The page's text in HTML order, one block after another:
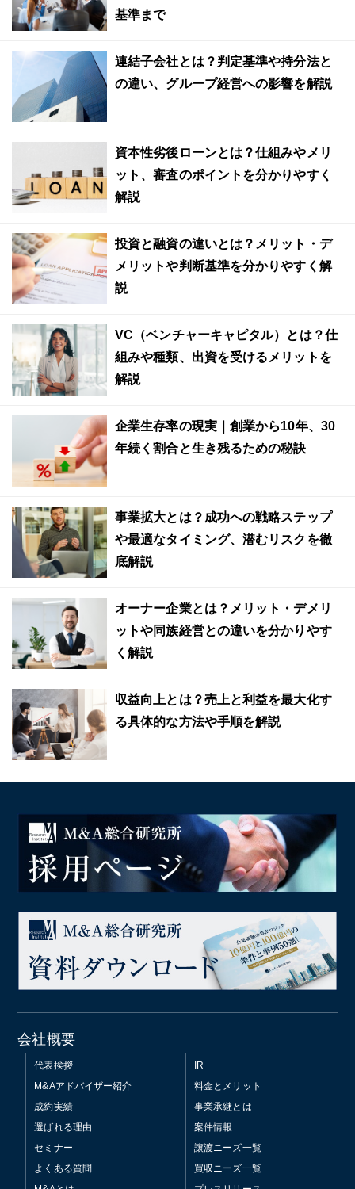
基準まで
連結子会社とは？判定基準や持分法と
の違い、グループ経営への影響を解説
資本性劣後ローンとは？仕組みやメリ
ット、審査のポイントを分かりやすく
解説
投資と融資の違いとは？メリット・デ
メリットや判断基準を分かりやすく解
説
VC（ベンチャーキャピタル）とは？仕
組みや種類、出資を受けるメリットを
解説
企業生存率の現実｜創業から10年、30
年続く割合と生き残るための秘訣
事業拡大とは？成功への戦略ステップ
や最適なタイミング、潜むリスクを徹
底解説
オーナー企業とは？メリット・デメリ
ットや同族経営との違いを分かりやす
く解説
収益向上とは？売上と利益を最大化す
る具体的な方法や手順を解説
会社概要
代表挨拶
M&Aアドバイザー紹介
成約実績
選ばれる理由
セミナー
よくある質問
IR
料金とメリット
事業承継とは
案件情報
譲渡ニーズ一覧
買収ニーズ一覧